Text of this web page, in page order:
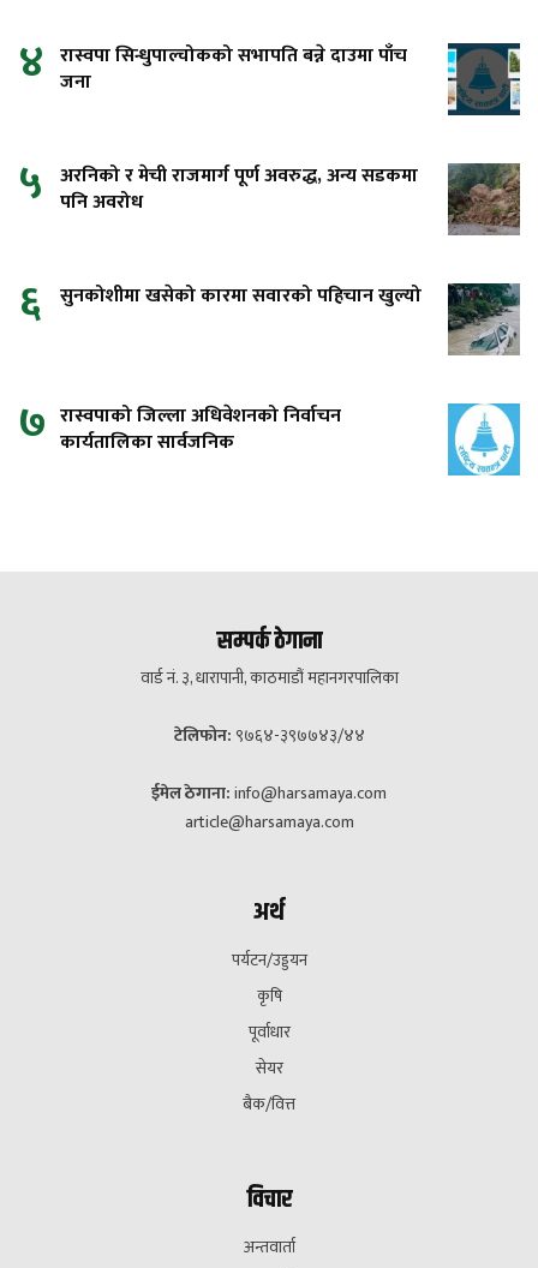
४ रास्वपा सिन्धुपाल्चोकको सभापति बन्ने दाउमा पाँच
जना
५ अरनिको र मेची राजमार्ग पूर्ण अवरुद्ध, अन्य सडकमा
पनि अवरोध
६ सुनकोशीमा खसेको कारमा सवारको पहिचान खुल्यो
७ रास्वपाको जिल्ला अधिवेशनको निर्वाचन
कार्यतालिका सार्वजनिक
सम्पर्क ठेगाना
वार्ड नं. ३, धारापानी, काठमाडौं महानगरपालिका
टेलिफोन: ९७६४-३९७७४३/४४
ईमेल ठेगाना:info@harsamaya.com
article@harsamaya.com
अर्थ
पर्यटन/उड्डयन
कृषि
पूर्वाधार
सेयर
बैक/वित्त
विचार
अन्तवार्ता